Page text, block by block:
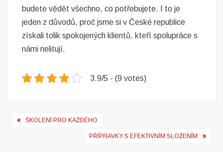
budete vědět všechno, co potřebujete. I to je
jeden z důvodů, proč jsme si v České republice
získali tolik spokojených klientů, kteří spolupráce s
námi nelitují.
3.9/5 - (9 votes)
Navigace
ŠKOLENÍ PRO KAŽDÉHO
PŘÍPRAVKY S EFEKTIVNÍM SLOŽENÍM